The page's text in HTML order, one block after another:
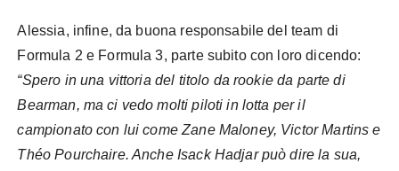
Alessia, infine, da buona responsabile del team di
Formula 2 e Formula 3, parte subito con loro dicendo:
“Spero in una vittoria del titolo da rookie da parte di
Bearman, ma ci vedo molti piloti in lotta per il
campionato con lui come Zane Maloney, Victor Martins e
Théo Pourchaire. Anche Isack Hadjar può dire la sua,